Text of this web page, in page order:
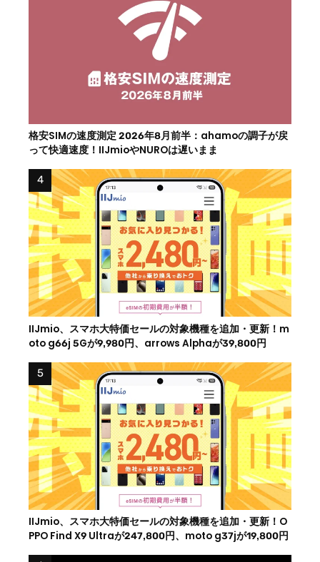
格安SIMの速度測定 2026年8月前半：ahamoの調子が戻
って快適速度！IIJmioやNUROは遅いまま
IIJmio、スマホ大特価セールの対象機種を追加・更新！m
oto g66j 5Gが9,980円、arrows Alphaが39,800円
IIJmio、スマホ大特価セールの対象機種を追加・更新！O
PPO Find X9 Ultraが247,800円、moto g37jが19,800円